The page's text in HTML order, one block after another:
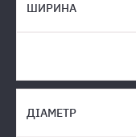
ШИРИНА
ДІАМЕТР